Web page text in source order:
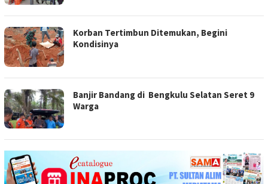
Korban Tertimbun Ditemukan, Begini
Kondisinya
Banjir Bandang di Bengkulu Selatan Seret 9
Warga